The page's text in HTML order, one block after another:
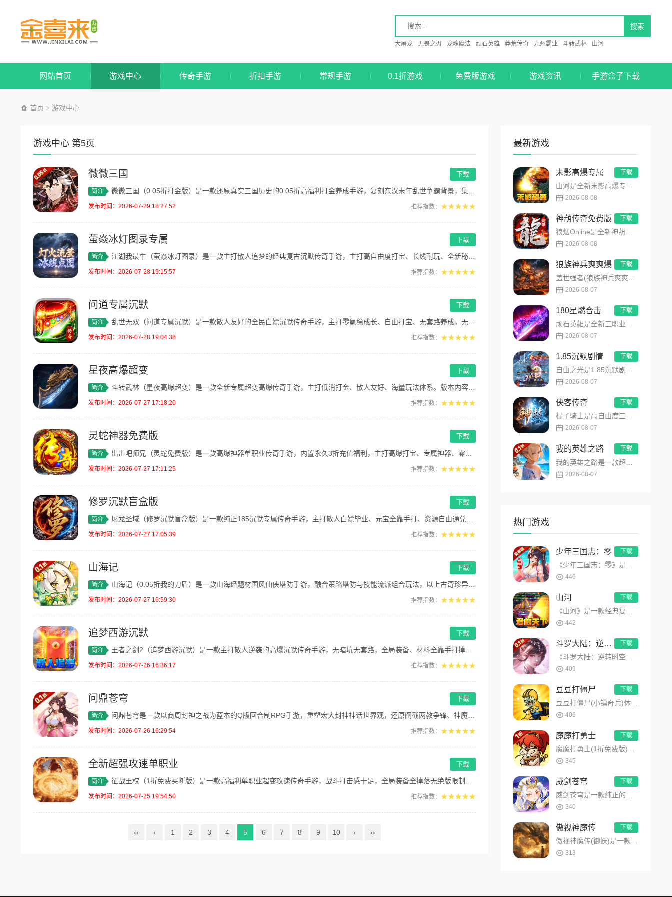
大屠龙 无畏之刃 龙魂魔法 顽石英雄 莽荒传奇 九州霸业 斗转武林 山河
网站首页 游戏中心 传奇手游 折扣手游 常规手游 0.1折游戏 免费版游戏 游戏资讯 手游盒子下载
首页 > 游戏中心
游戏中心 第5页
微微三国
简介 微微三国（0.05折打金版）是一款还原真实三国历史的0.05折高福利打金养成手游，复刻东汉末年乱世争霸背景，集结海量三...
发布时间：2026-07-29 18:27:52 推荐指数： ★★★★★
下载
萤焱冰灯图录专属
简介 江湖我最牛（萤焱冰灯图录）是一款主打散人追梦的经典复古沉默传奇手游，主打高自由度打宝、长线耐玩、全新秘境探索玩法。上线...
发布时间：2026-07-28 19:15:57 推荐指数： ★★★★★
下载
问道专属沉默
简介 乱世无双（问道专属沉默）是一款散人友好的全民白嫖沉默传奇手游，主打零氪稳成长、自由打宝、无套路养成。无需氪金，击杀BO...
发布时间：2026-07-28 19:04:38 推荐指数： ★★★★★
下载
星夜高爆超变
简介 斗转武林（星夜高爆超变）是一款全新专属超变高爆传奇手游，主打低消打金、散人友好、海量玩法体系。版本内容丰富、福利充足，...
发布时间：2026-07-27 17:18:20 推荐指数： ★★★★★
下载
灵蛇神器免费版
简介 出击吧师兄（灵蛇免费版）是一款高爆神器单职业传奇手游，内置永久3折充值福利，主打高爆打宝、专属神器、零氪白嫖玩法。开局...
发布时间：2026-07-27 17:11:25 推荐指数： ★★★★★
下载
修罗沉默盲盒版
简介 屠龙圣域（修罗沉默盲盒版）是一款纯正185沉默专属传奇手游，主打散人白嫖毕业、元宝全靠手打、资源自由通兑。游戏拥有海量...
发布时间：2026-07-27 17:05:39 推荐指数： ★★★★★
下载
山海记
简介 山海记（0.05折我的刀盾）是一款山海经题材国风仙侠塔防手游，融合策略塔防与技能流派组合玩法，以上古奇珍异兽为怪物原型...
发布时间：2026-07-27 16:59:30 推荐指数： ★★★★★
下载
追梦西游沉默
简介 王者之剑2（追梦西游沉默）是一款主打散人逆袭的高爆沉默传奇手游，无暗坑无套路，全局装备、材料全靠手打掉落，零氪散人也能...
发布时间：2026-07-26 16:36:17 推荐指数： ★★★★★
下载
问鼎苍穹
简介 问鼎苍穹是一款以商周封神之战为蓝本的Q版回合制RPG手游，重塑宏大封神神话世界观，还原阐截两教争锋、神魔伐纣史诗剧情。...
发布时间：2026-07-26 16:29:54 推荐指数： ★★★★★
下载
全新超强攻速单职业
简介 征战王权（1折免费买断版）是一款高福利单职业超变攻速传奇手游，战斗打击感十足，全局装备全掉落无绝版限制。独创特色魂环系...
发布时间：2026-07-25 19:54:50 推荐指数： ★★★★★
下载
‹‹ ‹ 1 2 3 4 5 6 7 8 9 10 › ››
最新游戏
末影高爆专属
山河是全新末影高爆专属超变传奇手游，主打高爆打怪、海量专属装备、多地图自由探索！上线即领开局豪礼，怪物好打、...
2026-08-08
下载
神葫传奇免费版
狼烟Online是全新神葫单职业中变传奇免费版手游，永久内置3折福利，每日免费领800代币！开局赠送豪华首充...
2026-08-08
下载
狼族神兵爽爽爆
盖世强者(狼族神兵爽爽爆)是主打高福利、高爆率、长线挂机的东方玄幻传奇手游！开局即送2亿切割、千万群切、八大...
2026-08-07
下载
180星燃合击
顽石英雄是全新三职业英雄合击传奇手游，无套路无脑上手，全程无硬性消费！永久内置3折充值福利，每日上线领648...
2026-08-07
下载
1.85沉默剧情
自由之光是1.85沉默剧情版单职业传奇手游，主打散人可打可嫖良心玩法！每日免费送328代币，海量礼包全程白嫖...
2026-08-07
下载
侠客传奇
棍子骑士是高自由度三职业侠客传奇手游，主打百种技能自由搭配！解锁海量天赋与被动效果，搭配炫酷粒子技能特效，刷...
2026-08-07
下载
我的英雄之路
我的英雄之路是一款超人气动漫正版改编的0.1折高福利卡牌策略手游，以经典进击主题世界观为核心，高度还原原作剧...
2026-08-07
下载
热门游戏
少年三国志：零
《少年三国志：零》是游族「少年三国志」系列全新力作。独创4x4布局，流派组合千变万化，兵将军师皆有可为。品质...
446
下载
山河
《山河》是一款经典复古传奇手游，散人追梦，超多装备！上线赠送自动拾取、自动回收、赞助可打，名剑收集，24种天...
442
下载
斗罗大陆：逆转时空
《斗罗大陆：逆转时空》是一款基于《斗罗大陆》原著IP打造的卡牌RPG手游，玩家可操控唐三、小舞等经典角色，通...
409
下载
豆豆打僵尸
豆豆打僵尸(小镇奇兵)休闲放置卡牌手游火爆开启！游戏结合了休闲放置与卡牌策略，你不仅可以自动战斗，解放双手，...
406
下载
魔魔打勇士
魔魔打勇士(1折免费版)百万年后，末日降临，地鼠成为唯一幸存的族群。 好在他们拥有穿梭时空的飞船，能够回到过...
345
下载
威剑苍穹
威剑苍穹是一款纯正的国风仙侠情缘ARPG手游，游戏以精致的手法展现了东方恢弘精美的修仙建筑、场景精雕细琢，致...
340
下载
傲视神魔传
傲视神魔传(御妖)是一款以道家民俗异闻为题材，主要讲述在民国年间，玩家扮演一位茅山道士，学艺有成，不断提升自...
313
下载